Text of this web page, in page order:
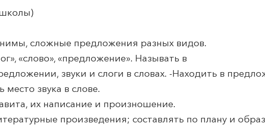
сложные предложения разных видов.
«слово», «предложение». Называть в
звуки и слоги в словах. -Находить в
звука в слове.
их написание и произношение.
произведения; составлять по плану и